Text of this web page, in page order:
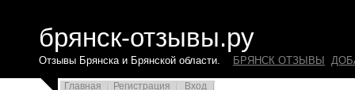
брянск-отзывы.ру
Отзывы Брянска и Брянской области. БРЯНСК ОТЗЫВЫ
Главная Регистрация Вход